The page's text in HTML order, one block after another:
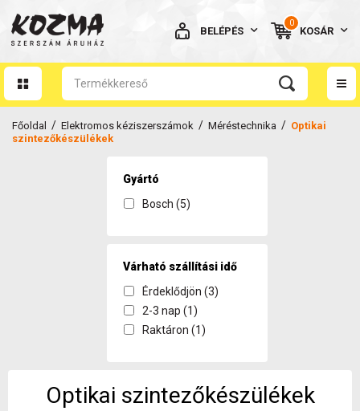
BELÉPÉS
BELÉPÉS
NINCS MÉG FIÓKOM
0
KOSÁR
Főoldal / Elektromos kéziszerszámok / Méréstechnika / Optikai
szintezőkészülékek
Gyártó
Bosch (5)
Várható szállítási idő
Érdeklődjön (3)
2-3 nap (1)
Raktáron (1)
Optikai szintezőkészülékek